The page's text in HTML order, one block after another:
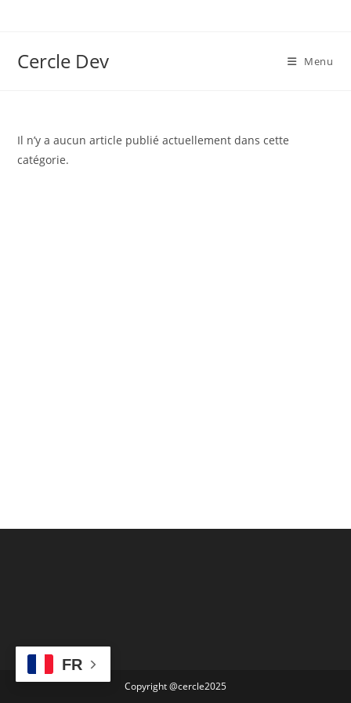
Cercle Dev Menu
Il n’y a aucun article publié actuellement dans cette
catégorie.
Copyright @cercle2025
FR